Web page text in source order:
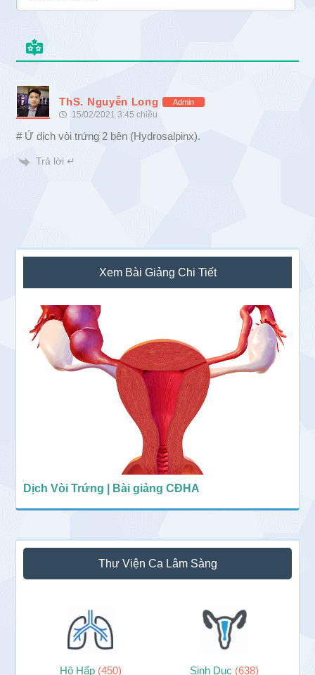
ThS. Nguyễn Long Admin
15/02/2021 3:45 chiều
# Ứ dịch vòi trứng 2 bên (Hydrosalpinx).
Trả lời ↵
Sidebar
chính
Xem Bài Giảng Chi Tiết
Dịch Vòi Trứng | Bài giảng CĐHA
Thư Viện Ca Lâm Sàng
Hô Hấp (450) Sinh Dục (638)